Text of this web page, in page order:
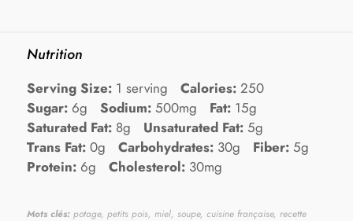
Nutrition
Serving Size: 1 serving Calories: 250
Sugar: 6g Sodium: 500mg Fat: 15g
Saturated Fat: 8g Unsaturated Fat: 5g
Trans Fat: 0g Carbohydrates: 30g Fiber: 5g
Protein: 6g Cholesterol: 30mg
Mots clés: potage, petits pois, miel, soupe, cuisine française, recette